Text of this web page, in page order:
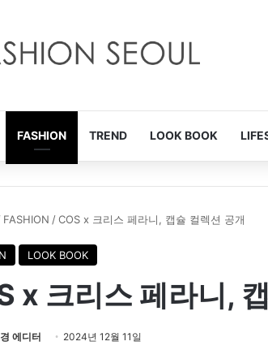
FASHION TREND LOOK BOOK
FASHION /COS x 크리스 페라니, 캡슐 컬렉션 공개
LOOK BOOK
x 크리스 페라니,
에디터 2024년 12월 11일